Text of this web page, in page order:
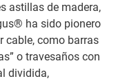
astillas de madera,
ha sido pionero
cable, como barras
o travesaños con
dividida,